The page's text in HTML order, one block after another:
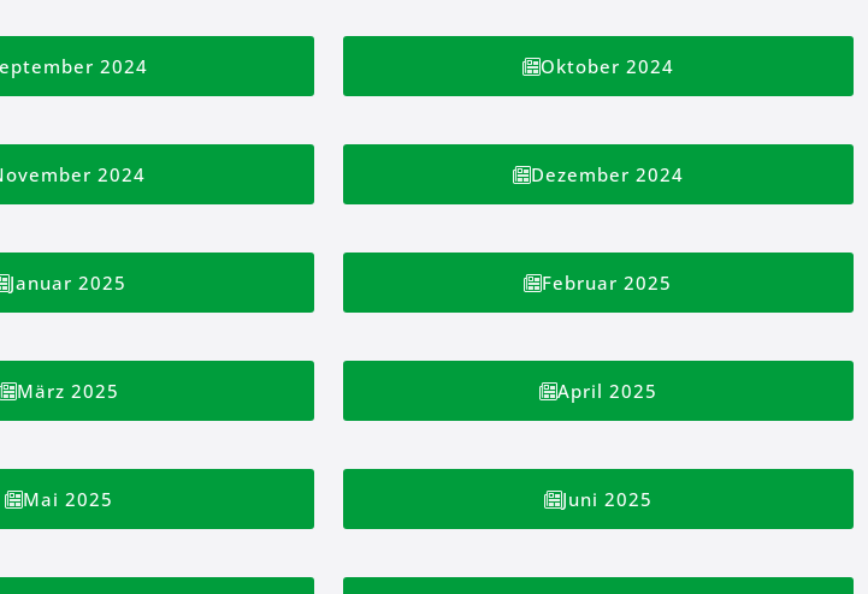
2024 Oktober 2024
2024 Dezember 2024
Januar 2025 Februar 2025
März 2025 April 2025
Mai 2025 Juni 2025